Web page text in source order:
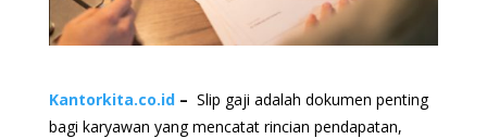
Kantorkita.co.id – Slip gaji adalah dokumen penting
bagi karyawan yang mencatat rincian pendapatan,